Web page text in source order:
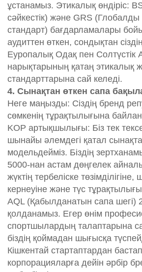
ұстанамыз. Этикалық өндіріс:
сәйкестік) және GRS (Глобалды
стандарт) бағдарламалары
аудиттен өткен, сондықтан
Еуропалық Одақ пен Солтүстік
нарықтарының қатаң этикалық
стандарттарына сай келеді.
4. Сынақтан өткен сапа
Неге маңызды: Сіздің бренд
сөмкенің тұрақтылығына
KOP артықшылығы: Біз тек
шынайы әлемдегі қатал
модельдейміз. Біздің
5000-нан астам дөңгелек
жүктің тербеліске төзімділігіне,
кернеуіне және түс
AQL (Қабылданатын сапа шегі)
қолданамыз. Егер өнім
спортшылардың талаптарына
біздің қоймадан шығысқа
Кішкентай стартаптардан бастап
корпорацияларға дейін әрбір